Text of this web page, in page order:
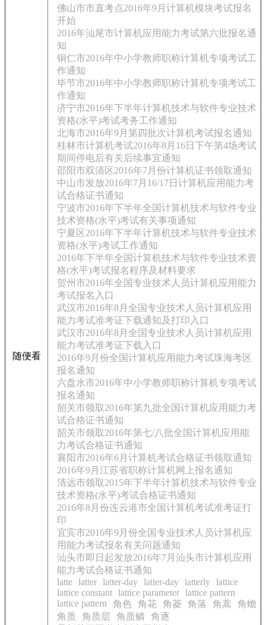
随便看
佛山市市直考点2016年9月计算机模块考试报名
开始
2016年汕尾市计算机应用能力考试第六批报名通
知
铜仁市2016年中小学教师职称计算机专项考试工
作通知
毕节市2016年中小学教师职称计算机专项考试工
作通知
济宁市2016年下半年计算机技术与软件专业技术
资格(水平)考试考务工作通知
北海市2016年9月第四批次计算机考试报名通知
桂林市计算机考试2016年8月16日下午第4场考试
期间停电后有关后续事宜通知
邵阳市双清区2016年7月份计算机证书领取通知
中山市发放2016年7月16/17日计算机应用能力考
试合格证书通知
宁波市2016年下半年全国计算机技术与软件专业
技术资格(水平)考试有关事项通知
宁夏区2016年下半年计算机技术与软件专业技术
资格(水平)考试工作通知
2016年下半年全国计算机技术与软件专业技术资
格(水平)考试报名程序及材料要求
贺州市2016年全国专业技术人员计算机应用能力
考试报名入口
武汉市2016年8月全国专业技术人员计算机应用
能力考试准考证下载通知及打印入口
武汉市2016年8月全国专业技术人员计算机应用
能力考试准考证下载入口
2016年9月份全国计算机应用能力考试珠海考区
报名通知
六盘水市2016年中小学教师职称计算机专项考试
报名通知
韶关市领取2016年第九批全国计算机应用能力考
试合格证书通知
韶关市领取2016年第七/八批全国计算机应用能
力考试合格证书通知
襄阳市2016年6月计算机考试合格证书领取通知
2016年9月江苏省职称计算机网上报名通知
清远市领取2015年下半年计算机技术与软件专业
技术资格(水平)考试合格证书通知
2016年8月份连云港市全国计算机考试准考证打
印
宜宾市2016年9月份全国专业技术人员计算机应
用能力考试报名有关问题通知
汕头市即日起发放2016年7月汕头市计算机应用
能力考试合格证书通知
latte latter latter-day latter-day latterly lattice
lattice constant lattice parameter lattice pattern
lattice pattern
角色 角花 角菱 角落 角蒿
角蟾
角质
角质层 角质鳞 角逐